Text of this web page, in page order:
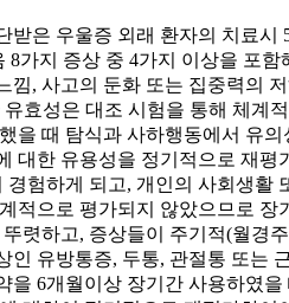
은 우울증 외래 환자의 치료
지 증상 중 4가지 이상을 포
, 사고의 둔화 또는 집중력의
효성은 대조 시험을 통해 체계
때 탐식과 사하행동에서 유
한 유용성을 정기적으로 재
험하게 되고, 개인의 사회생
으로 평가되지 않았으므로
렷하고, 증상들이 주기적(월
유방통증, 두통, 관절통 또는
6개월이상 장기간 사용하였